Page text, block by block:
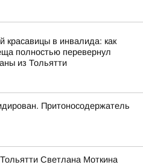
красавицы в инвалида: как
полностью перевернул
из Тольятти
Притоносодержатель
Светлана Моткина